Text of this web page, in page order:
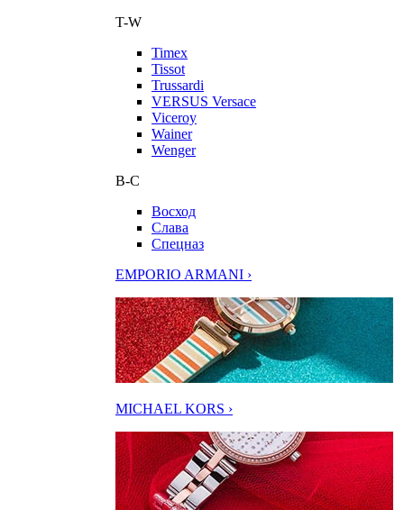
T-W
Timex
Tissot
Trussardi
VERSUS Versace
Viceroy
Wainer
Wenger
В-С
Восход
Слава
Спецназ
EMPORIO ARMANI ›
MICHAEL KORS ›